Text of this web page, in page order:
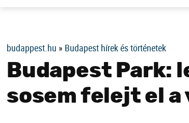
budappest.hu » Budapest hírek és történetek
Budapest Park:
sosem felejt el a